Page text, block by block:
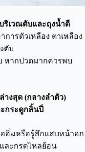
ริเวณตับและถุงน้ำดี
ารตัวเหลือง ตาเหลือง
ตับ
หากปวดมากควรพบ
งสุด (กลางลำตัว)
กระดูกลิ้นปี่
ออิ่มหรือรู้สึกแสบหน้าอก
ละกรดไหลย้อน